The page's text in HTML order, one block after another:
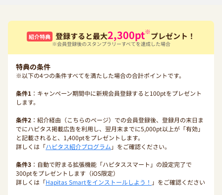
紹介特典 登録すると最大2,300pt※プレゼント！
※会員登録後のスタンプラリーすべてを達成した場合
特典の条件
※以下の4つの条件すべてを満たした場合の合計ポイントです。
条件1 ：キャンペーン期間中に新規会員登録すると100ptをプレゼント
します。
条件2 ：紹介経由（こちらのページ）での会員登録後、登録月の末日ま
でにハピタス掲載広告を利用し、翌月末までに5,000pt以上が「有効」
と記載されると、1,400ptをプレゼントします。
詳しくは「ハピタス紹介プログラム 」をご確認ください。
条件3 ：自動で貯まる拡張機能「ハピタススマート」の設定完了で
300ptをプレゼントします（iOS限定）
詳しくは「Hapitas Smartをインストールしよう！ 」をご確認ください